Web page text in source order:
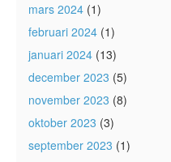
mars 2024 (1)
februari 2024 (1)
januari 2024 (13)
december 2023 (5)
november 2023 (8)
oktober 2023 (3)
september 2023 (1)